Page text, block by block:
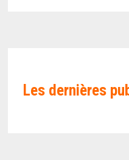
Les dernières